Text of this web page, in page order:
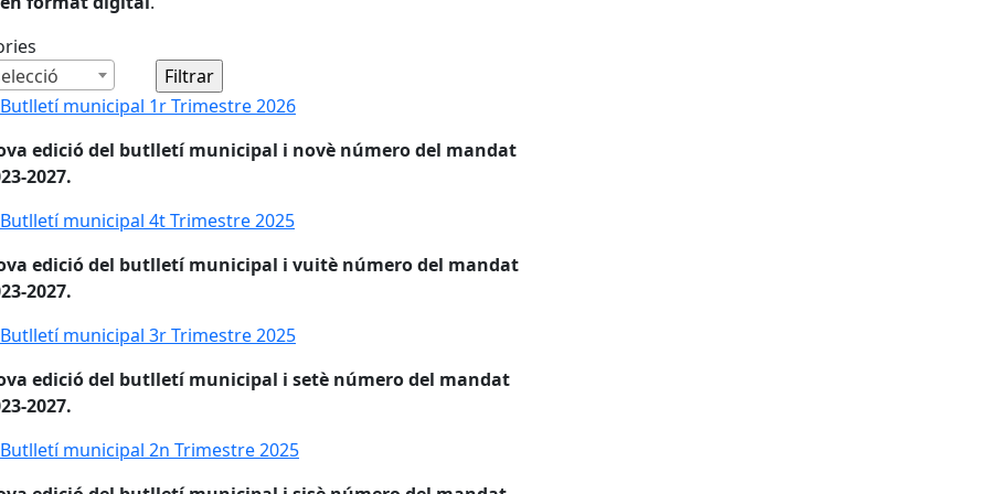
municipal 1r Trimestre 2026
municipal 1r Trimestre 2026
edició del butlletí municipal i novè número del mandat
2027.
municipal 4t Trimestre 2025
municipal 4t Trimestre 2025
edició del butlletí municipal i vuitè número del mandat
2027.
municipal 3r Trimestre 2025
municipal 3r Trimestre 2025
edició del butlletí municipal i setè número del mandat
2027.
municipal 2n Trimestre 2025
municipal 2n Trimestre 2025